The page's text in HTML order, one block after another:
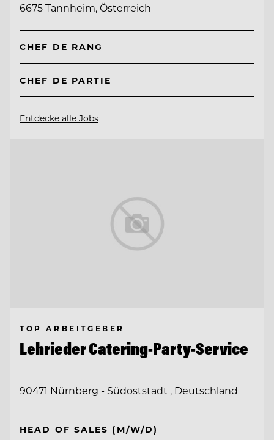
6675 Tannheim, Österreich
CHEF DE RANG
CHEF DE PARTIE
Entdecke alle Jobs
TOP ARBEITGEBER
Lehrieder Catering-Party-Service
90471 Nürnberg - Südoststadt , Deutschland
HEAD OF SALES (M/W/D)